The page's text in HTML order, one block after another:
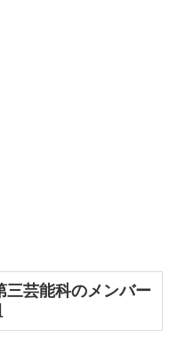
三芸能科のメンバー